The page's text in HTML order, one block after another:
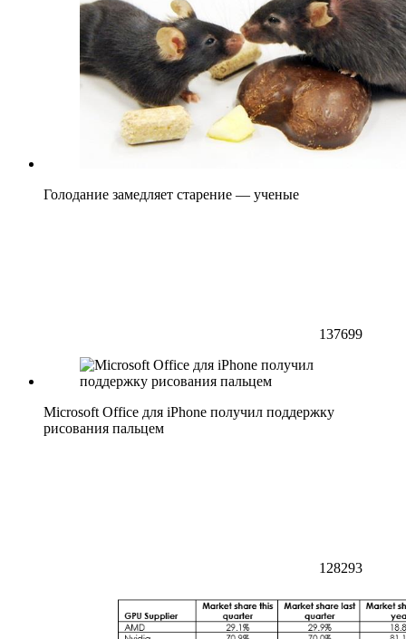
Голодание замедляет старение — ученые
137699
Microsoft Office для iPhone получил поддержку
рисования пальцем
128293